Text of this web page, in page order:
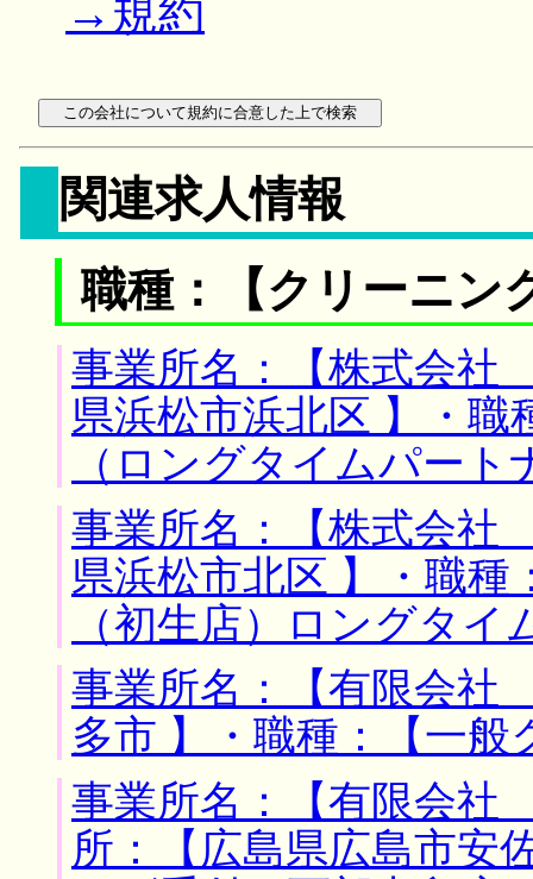
→規約
関連求人情報
職種：【クリーニン
事業所名：【株式会社
県浜松市浜北区 】・
（ロングタイムパート
事業所名：【株式会社
県浜松市北区 】・職
（初生店）ロングタイ
事業所名：【有限会社
多市 】・職種：【一
事業所名：【有限会
所：【広島県広島市安